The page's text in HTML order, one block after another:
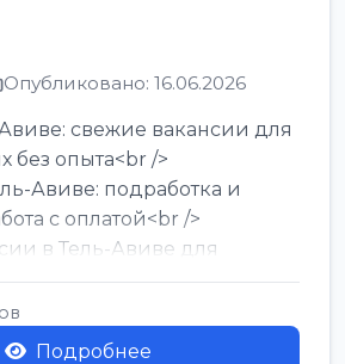
Опубликовано: 16.06.2026
свежие вакансии для
без опыта<br />
Авиве: подработка и
с оплатой<br />
в Тель-Авиве для
от хозя...
Подробнее